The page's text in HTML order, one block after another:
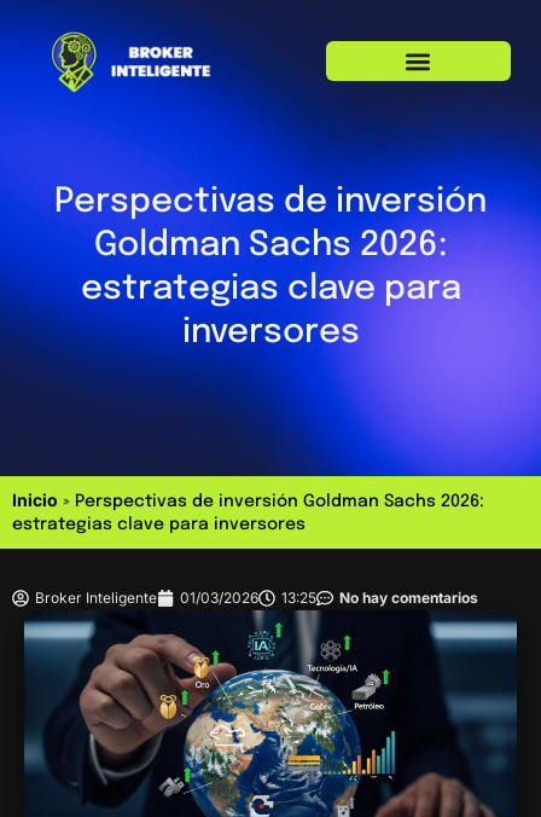
Perspectivas de inversión
Goldman Sachs 2026:
estrategias clave para
inversores
Inicio » Perspectivas de inversión Goldman Sachs 2026:
estrategias clave para inversores
Broker Inteligente 01/03/2026 13:25 No hay comentarios